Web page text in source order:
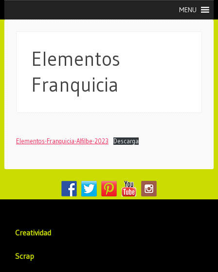
MENU
Elementos
Franquicia
Elementos-Franquicia-Alfilbe-2023 Descarga
Creatividad
Scrap